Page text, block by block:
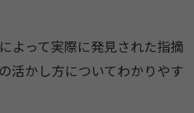
よって実際に発見された指摘
活かし方についてわかりやす